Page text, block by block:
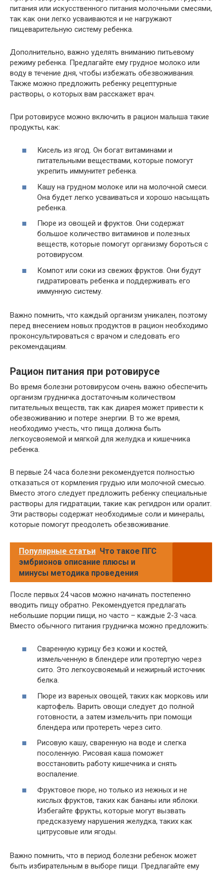
питания или искусственного питания молочными смесями,
так как они легко усваиваются и не нагружают
пищеварительную систему ребенка.
Дополнительно, важно уделять вниманию питьевому
режиму ребенка. Предлагайте ему грудное молоко или
воду в течение дня, чтобы избежать обезвоживания.
Также можно предложить ребенку рецептурные
растворы, о которых вам расскажет врач.
При ротовирусе можно включить в рацион малыша такие
продукты, как:
Кисель из ягод. Он богат витаминами и
питательными веществами, которые помогут
укрепить иммунитет ребенка.
Кашу на грудном молоке или на молочной смеси.
Она будет легко усваиваться и хорошо насыщать
ребенка.
Пюре из овощей и фруктов. Они содержат
большое количество витаминов и полезных
веществ, которые помогут организму бороться с
ротовирусом.
Компот или соки из свежих фруктов. Они будут
гидратировать ребенка и поддерживать его
иммунную систему.
Важно помнить, что каждый организм уникален, поэтому
перед внесением новых продуктов в рацион необходимо
проконсультироваться с врачом и следовать его
рекомендациям.
Рацион питания при ротовирусе
Во время болезни ротовирусом очень важно обеспечить
организм грудничка достаточным количеством
питательных веществ, так как диарея может привести к
обезвоживанию и потере энергии. В то же время,
необходимо учесть, что пища должна быть
легкоусвояемой и мягкой для желудка и кишечника
ребенка.
В первые 24 часа болезни рекомендуется полностью
отказаться от кормления грудью или молочной смесью.
Вместо этого следует предложить ребенку специальные
растворы для гидратации, такие как регидрон или оралит.
Эти растворы содержат необходимые соли и минералы,
которые помогут преодолеть обезвоживание.
Популярные статьи Что такое ПГС
эмбрионов описание плюсы и
минусы методика проведения
После первых 24 часов можно начинать постепенно
вводить пищу обратно. Рекомендуется предлагать
небольшие порции пищи, но часто – каждые 2-3 часа.
Вместо обычного питания грудничка можно предложить:
Сваренную курицу без кожи и костей,
измельченную в блендере или протертую через
сито. Это легкоусвояемый и нежирный источник
белка.
Пюре из вареных овощей, таких как морковь или
картофель. Варить овощи следует до полной
готовности, а затем измельчить при помощи
блендера или протереть через сито.
Рисовую кашу, сваренную на воде и слегка
посоленную. Рисовая каша поможет
восстановить работу кишечника и снять
воспаление.
Фруктовое пюре, но только из нежных и не
кислых фруктов, таких как бананы или яблоки.
Избегайте фрукты, которые могут вызвать
предсказуему нарушения желудка, таких как
цитрусовые или ягоды.
Важно помнить, что в период болезни ребенок может
быть избирательным в выборе пищи. Предлагайте ему